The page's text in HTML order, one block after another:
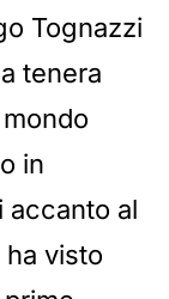
Tognazzi
tenera
in
accanto al
ha visto